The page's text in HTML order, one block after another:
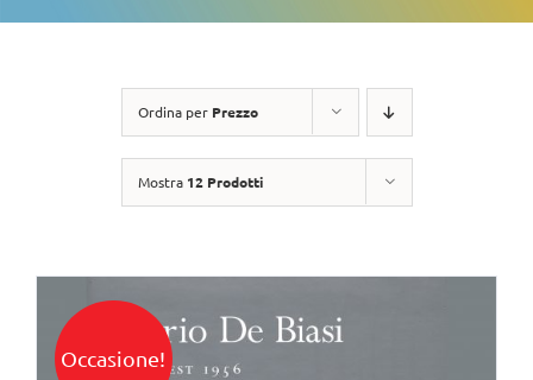
Ordina per Prezzo
Mostra 12 Prodotti
Occasione!